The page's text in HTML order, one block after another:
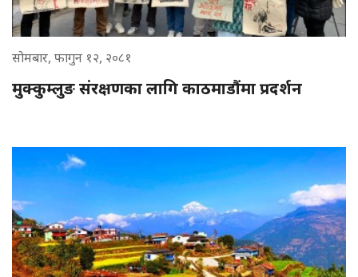
सोमबार, फागुन १२, २०८१
मुक्कुम्लुङ संरक्षणका लागि काठमाडौंमा प्रदर्शन